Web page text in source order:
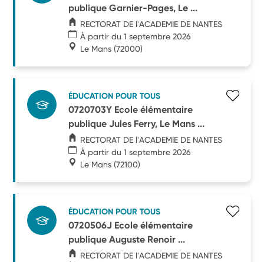
publique Garnier-Pages, Le ...
RECTORAT DE l'ACADEMIE DE NANTES
À partir du 1 septembre 2026
Le Mans (72000)
ÉDUCATION POUR TOUS
0720703Y Ecole élémentaire
publique Jules Ferry, Le Mans ...
RECTORAT DE l'ACADEMIE DE NANTES
À partir du 1 septembre 2026
Le Mans (72100)
ÉDUCATION POUR TOUS
0720506J Ecole élémentaire
publique Auguste Renoir ...
RECTORAT DE l'ACADEMIE DE NANTES